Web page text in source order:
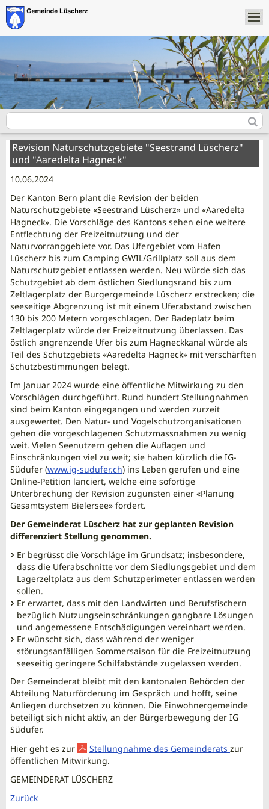
Revision Naturschutzgebiete "Seestrand Lüscherz"
und "Aaredelta Hagneck"
10.06.2024
Der Kanton Bern plant die Revision der beiden
Naturschutzgebiete «Seestrand Lüscherz» und «Aaredelta
Hagneck». Die Vorschläge des Kantons sehen eine weitere
Entflechtung der Freizeitnutzung und der
Naturvorranggebiete vor. Das Ufergebiet vom Hafen
Lüscherz bis zum Camping GWIL/Grillplatz soll aus dem
Naturschutzgebiet entlassen werden. Neu würde sich das
Schutzgebiet ab dem östlichen Siedlungsrand bis zum
Zeltlagerplatz der Burgergemeinde Lüscherz erstrecken; die
seeseitige Abgrenzung ist mit einem Uferabstand zwischen
130 bis 200 Metern vorgeschlagen. Der Badeplatz beim
Zeltlagerplatz würde der Freizeitnutzung überlassen. Das
östlich angrenzende Ufer bis zum Hagneckkanal würde als
Teil des Schutzgebiets «Aaredelta Hagneck» mit verschärften
Schutzbestimmungen belegt.
Im Januar 2024 wurde eine öffentliche Mitwirkung zu den
Vorschlägen durchgeführt. Rund hundert Stellungnahmen
sind beim Kanton eingegangen und werden zurzeit
ausgewertet. Den Natur- und Vogelschutzorganisationen
gehen die vorgeschlagenen Schutzmassnahmen zu wenig
weit. Vielen Seenutzern gehen die Auflagen und
Einschränkungen viel zu weit; sie haben kürzlich die IG-
Südufer (www.ig-sudufer.ch) ins Leben gerufen und eine
Online-Petition lanciert, welche eine sofortige
Unterbrechung der Revision zugunsten einer «Planung
Gesamtsystem Bielersee» fordert.
Der Gemeinderat Lüscherz hat zur geplanten Revision
differenziert Stellung genommen.
Er begrüsst die Vorschläge im Grundsatz; insbesondere,
dass die Uferabschnitte vor dem Siedlungsgebiet und dem
Lagerzeltplatz aus dem Schutzperimeter entlassen werden
sollen.
Er erwartet, dass mit den Landwirten und Berufsfischern
bezüglich Nutzungseinschränkungen gangbare Lösungen
und angemessene Entschädigungen vereinbart werden.
Er wünscht sich, dass während der weniger
störungsanfälligen Sommersaison für die Freizeitnutzung
seeseitig geringere Schilfabstände zugelassen werden.
Der Gemeinderat bleibt mit den kantonalen Behörden der
Abteilung Naturförderung im Gespräch und hofft, seine
Anliegen durchsetzen zu können. Die Einwohnergemeinde
beteiligt sich nicht aktiv, an der Bürgerbewegung der IG
Südufer.
Hier geht es zur
Stellungnahme des Gemeinderats zur
öffentlichen Mitwirkung.
GEMEINDERAT LÜSCHERZ
Zurück